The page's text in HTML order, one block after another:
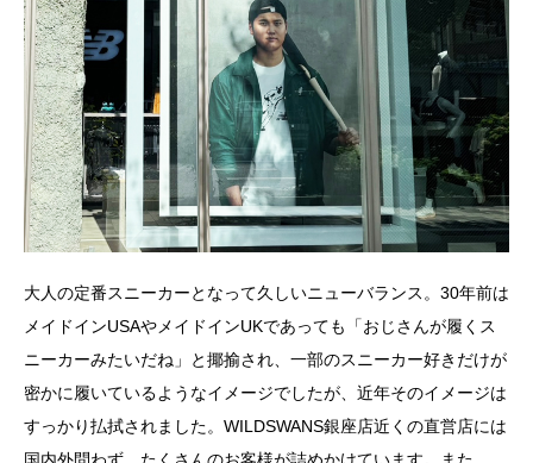
大人の定番スニーカーとなって久しいニューバランス。 30年前は
メイドインUSAやメイドインUKであっても「おじさんが履くス
ニーカーみたいだね」と揶揄され、一部のスニーカー好きだけが
密かに履いているようなイメージでしたが、近年そのイメージは
すっかり払拭されました。 WILDSWANS銀座店近くの直営店には
国内外問わず、たくさんのお客様が詰めかけています。また、